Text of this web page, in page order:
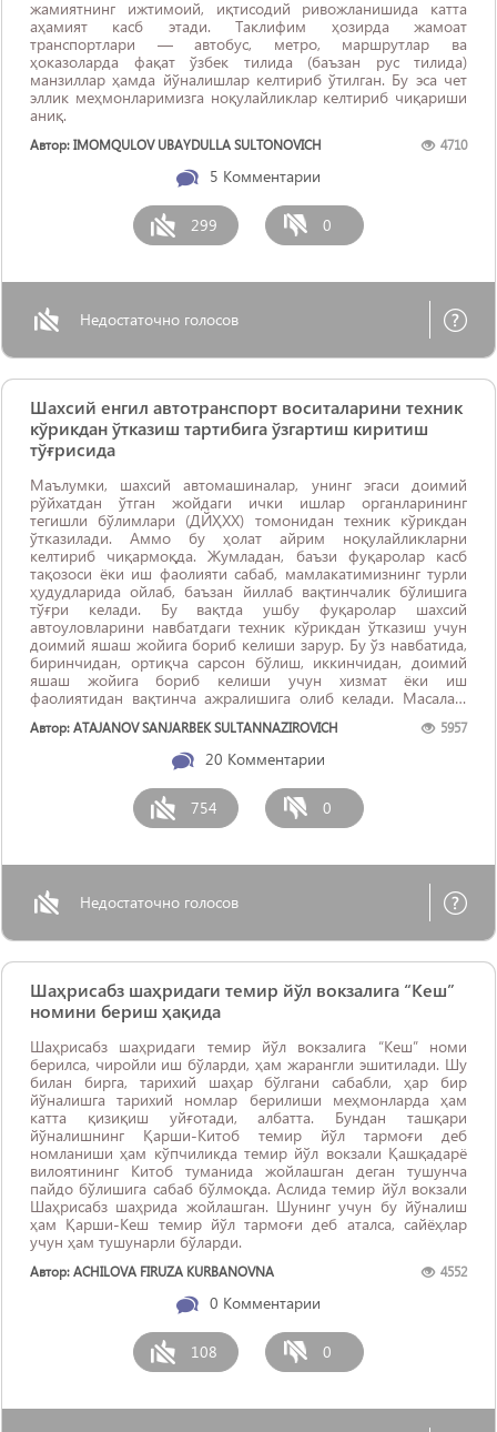
жамиятнинг ижтимоий, иқтисодий ривожланишида катта
аҳамият касб этади. Таклифим ҳозирда жамоат
транспортлари — автобус, метро, маршрутлар ва
ҳоказоларда фақат ўзбек тилида (баъзан рус тилида)
манзиллар ҳамда йўналишлар келтириб ўтилган. Бу эса чет
эллик меҳмонларимизга ноқулайликлар келтириб чиқариши
аниқ.
Автор: IMOMQULOV UBAYDULLA SULTONOVICH 4710
5 Комментарии
299 0
Недостаточно голосов
Шахсий енгил автотранспорт воситаларини техник
кўрикдан ўтказиш тартибига ўзгартиш киритиш
тўғрисида
Маълумки, шахсий автомашиналар, унинг эгаси доимий
рўйхатдан ўтган жойдаги ички ишлар органларининг
тегишли бўлимлари (ДЙҲХХ) томонидан техник кўрикдан
ўтказилади. Аммо бу ҳолат айрим ноқулайликларни
келтириб чиқармоқда. Жумладан, баъзи фуқаролар касб
тақозоси ёки иш фаолияти сабаб, мамлакатимизнинг турли
ҳудудларида ойлаб, баъзан йиллаб вақтинчалик бўлишига
тўғри келади. Бу вақтда ушбу фуқаролар шахсий
автоуловларини навбатдаги техник кўрикдан ўтказиш учун
доимий яшаш жойига бориб келиши зарур. Бу ўз навбатида,
биринчидан, ортиқча сарсон бўлиш, иккинчидан, доимий
яшаш жойига бориб келиши учун хизмат ёки иш
фаолиятидан вақтинча ажралишига олиб келади. Масалан,
Автор: ATAJANOV SANJARBEK SULTANNAZIROVICH 5957
20 Комментарии
754 0
Недостаточно голосов
Шаҳрисабз шаҳридаги темир йўл вокзалига “Кеш”
номини бериш ҳақида
Шаҳрисабз шаҳридаги темир йўл вокзалига “Кеш” номи
берилса, чиройли иш бўларди, ҳам жарангли эшитилади. Шу
билан бирга, тарихий шаҳар бўлгани сабабли, ҳар бир
йўналишга тарихий номлар берилиши меҳмонларда ҳам
катта қизиқиш уйғотади, албатта. Бундан ташқари
йўналишнинг Қарши-Китоб темир йўл тармоғи деб
номланиши ҳам кўпчиликда темир йўл вокзали Қашқадарё
вилоятининг Китоб туманида жойлашган деган тушунча
пайдо бўлишига сабаб бўлмоқда. Аслида темир йўл вокзали
Шаҳрисабз шаҳрида жойлашган. Шунинг учун бу йўналиш
ҳам Қарши-Кеш темир йўл тармоғи деб аталса, сайёҳлар
учун ҳам тушунарли бўларди.
Автор: ACHILOVA FIRUZA KURBANOVNA 4552
0 Комментарии
108 0